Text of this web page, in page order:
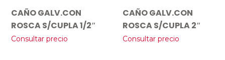
CAÑO GALV.CON
ROSCA S/CUPLA 1/2″
Consultar precio
CAÑO GALV.CON
ROSCA S/CUPLA 2″
Consultar precio